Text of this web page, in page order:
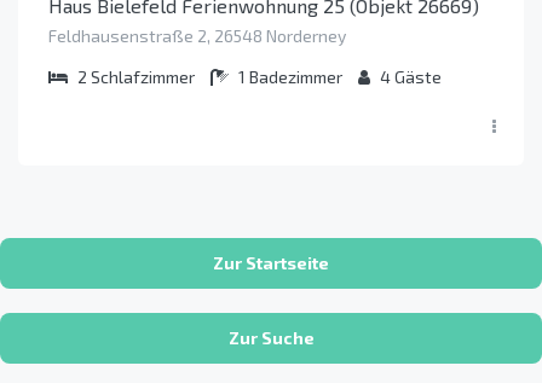
Haus Bielefeld Ferienwohnung 25 (Objekt 26669)
Feldhausenstraße 2, 26548 Norderney
2 Schlafzimmer 1 Badezimmer 4Gäste
Zur Startseite
Zur Suche